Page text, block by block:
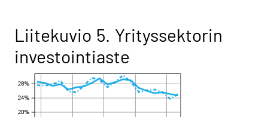
Liitekuvio 5. Yrityssektorin
investointiaste